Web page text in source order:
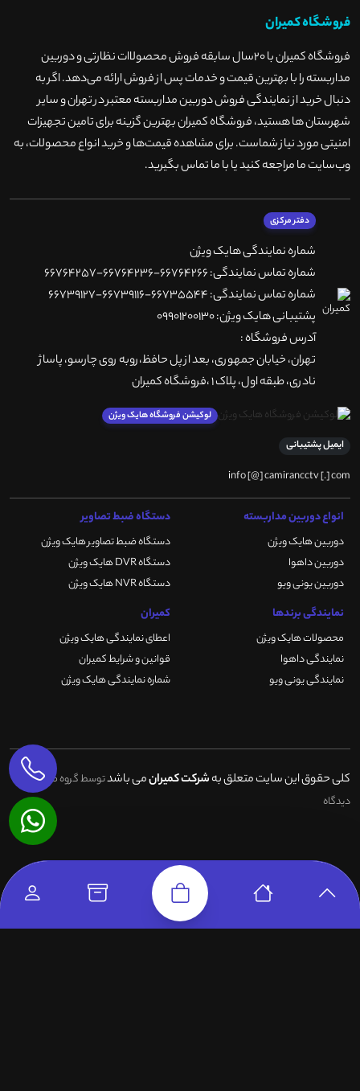
فروشگاه کمیران
فروشگاه کمیران با ۲۰سال سابقه فروش محصولاات نظارتی و دوربین
مداربسته را با بهترین قیمت و خدمات پس از فروش ارائه می‌دهد. اگر به
دنبال خرید از نمایندگی فروش دوربین مداربسته معتبر در تهران و سایر
شهرستان ها هستید، فروشگاه کمیران بهترین گزینه برای تامین تجهیزات
امنیتی مورد نیاز شماست. برای مشاهده قیمت‌ها و خرید انواع محصولات، به
وب‌سایت ما مراجعه کنید یا با ما تماس بگیرید.
دفتر مرکزی
شماره نمایندگی هایک ویژن
شماره تماس نمایندگی: 66764266-66764236-66764257
شماره تماس نمایندگی: 66735544-66739116-66739127
پشتیبانی هایک ویژن: 09901200130
آدرس فروشگاه :
تهران، خيابان جمهوری، بعد از پل حافظ،روبه روی چارسو، پاساژ
نادری، طبقه اول، پلاک 1 ،فروشگاه کمیران
لوکیشن فروشگاه هایک ویژن
ایمیل پشتیبانی
info [@] camirancctv [.] com
انواع دوربین مداربسته
دوربین هایک ویژن
دوربین داهوا
دوربین یونی ویو
دستگاه ضبط تصاویر
دستگاه ضبط تصاویر هایک ویژن
دستگاه DVR هایک ویژن
دستگاه NVR هایک ویژن
نمایندگی برندها
محصولات هایک ویژن
نمایندگی داهوا
نمایندگی یونی ویو
کمیران
اعطای نمایندگی هایک ویژن
قوانین و شرایط کمیران
شماره نمایندگی هایک ویژن
کلی حقوق این سایت متعلق بهشرکت کمیرانمی باشدتوسط گروه طراحان
دیدگاه